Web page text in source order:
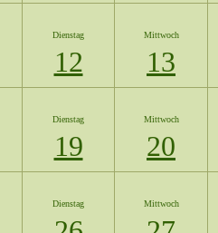
Dienstag
12
Mittwoch
13
Dienstag
19
Mittwoch
20
Dienstag Mittwoch